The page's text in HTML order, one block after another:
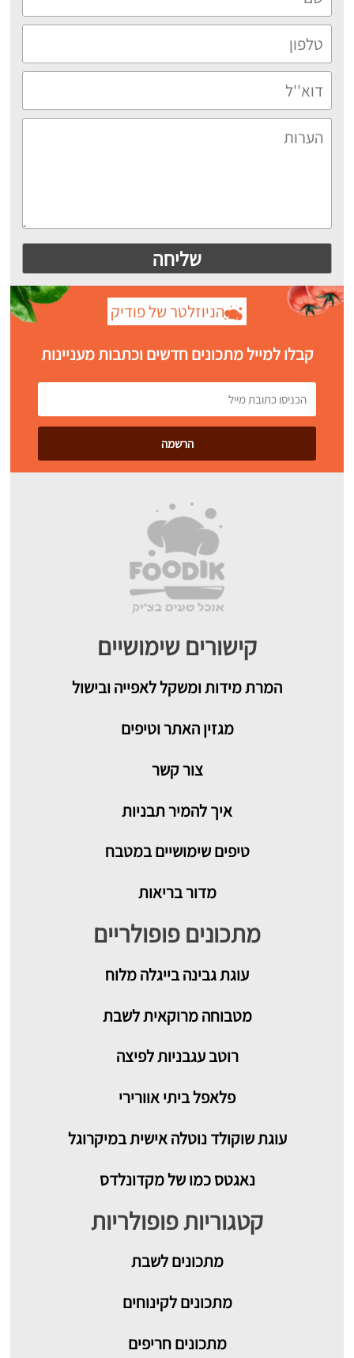
הניוזלטר של פודיק
קבלו למייל מתכונים חדשים וכתבות מעניינות
קישורים שימושיים
המרת מידות ומשקל לאפייה ובישול
מגזין האתר וטיפים
צור קשר
איך להמיר תבניות
טיפים שימושיים במטבח
מדור בריאות
מתכונים פופולריים
עוגת גבינה בייגלה מלוח
מטבוחה מרוקאית לשבת
רוטב עגבניות לפיצה
פלאפל ביתי אוורירי
עוגת שוקולד נוטלה אישית במיקרוגל
נאגטס כמו של מקדונלדס
קטגוריות פופולריות
מתכוניםלשבת
מתכונים לקינוחים
מתכונים חריפים